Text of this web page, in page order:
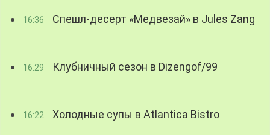
16:36 Спешл-десерт «Медвезай» в Jules Zang
16:29 Клубничный сезон в Dizengof/99
16:22 Холодные супы в Atlantica Bistro